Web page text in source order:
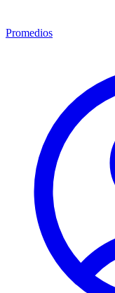
Promedios